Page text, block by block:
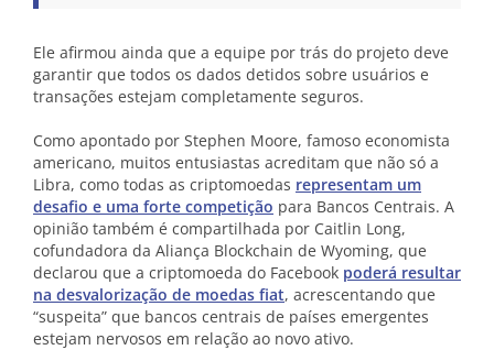
Ele afirmou ainda que a equipe por trás do projeto deve
garantir que todos os dados detidos sobre usuários e
transações estejam completamente seguros.
Como apontado por Stephen Moore, famoso economista
americano, muitos entusiastas acreditam que não só a
Libra, como todas as criptomoedas representam um
desafio e uma forte competição para Bancos Centrais. A
opinião também é compartilhada por Caitlin Long,
cofundadora da Aliança Blockchain de Wyoming, que
declarou que a criptomoeda do Facebook poderá resultar
na desvalorização de moedas fiat, acrescentando que
“suspeita” que bancos centrais de países emergentes
estejam nervosos em relação ao novo ativo.